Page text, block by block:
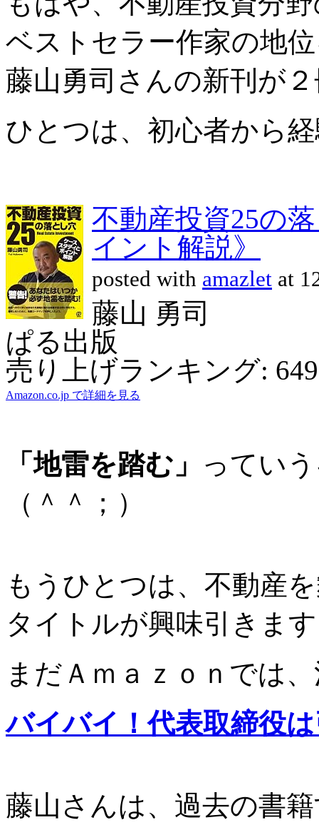
ベストセラー作家の地
藤山勇司さんの新刊が
ひとつは、初心者から
不動産投資25の
イント解説》
posted with amazlet at
藤山 勇司
ぱる出版
売り上げランキング:
Amazon.co.jp で詳細を見る
「地雷を踏む」
ってい
（＾＾；）
もうひとつは、不動産
タイトルが興味引きま
まだＡｍａｚｏｎでは
バイバイ！代表取締役
藤山さんは、過去の書